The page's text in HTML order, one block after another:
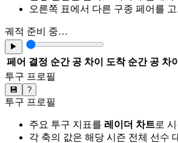
오른쪽 표에서 다른 구종 페어를
궤적 준비 중…
▶
페어 결정 순간 공 차이 도착 순간 공 차이
투구 프로필
💾 ?
투구 프로필
주요 투구 지표를 레이더 차트로
각 축의 값은 해당 시즌 전체 선수